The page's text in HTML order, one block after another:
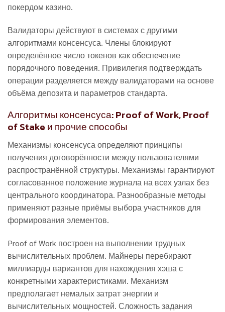
покердом казино.
Валидаторы действуют в системах с другими
алгоритмами консенсуса. Члены блокируют
определённое число токенов как обеспечение
порядочного поведения. Привилегия подтверждать
операции разделяется между валидаторами на основе
объёма депозита и параметров стандарта.
Алгоритмы консенсуса: Proof of Work, Proof
of Stake и прочие способы
Механизмы консенсуса определяют принципы
получения договорённости между пользователями
распространённой структуры. Механизмы гарантируют
согласованное положение журнала на всех узлах без
центрального координатора. Разнообразные методы
применяют разные приёмы выбора участников для
формирования элементов.
Proof of Work построен на выполнении трудных
вычислительных проблем. Майнеры перебирают
миллиарды вариантов для нахождения хэша с
конкретными характеристиками. Механизм
предполагает немалых затрат энергии и
вычислительных мощностей. Сложность задания